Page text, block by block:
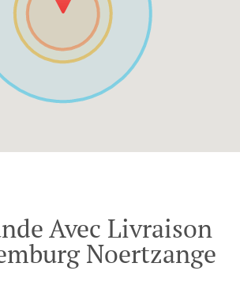
Avec Livraison
Noertzange